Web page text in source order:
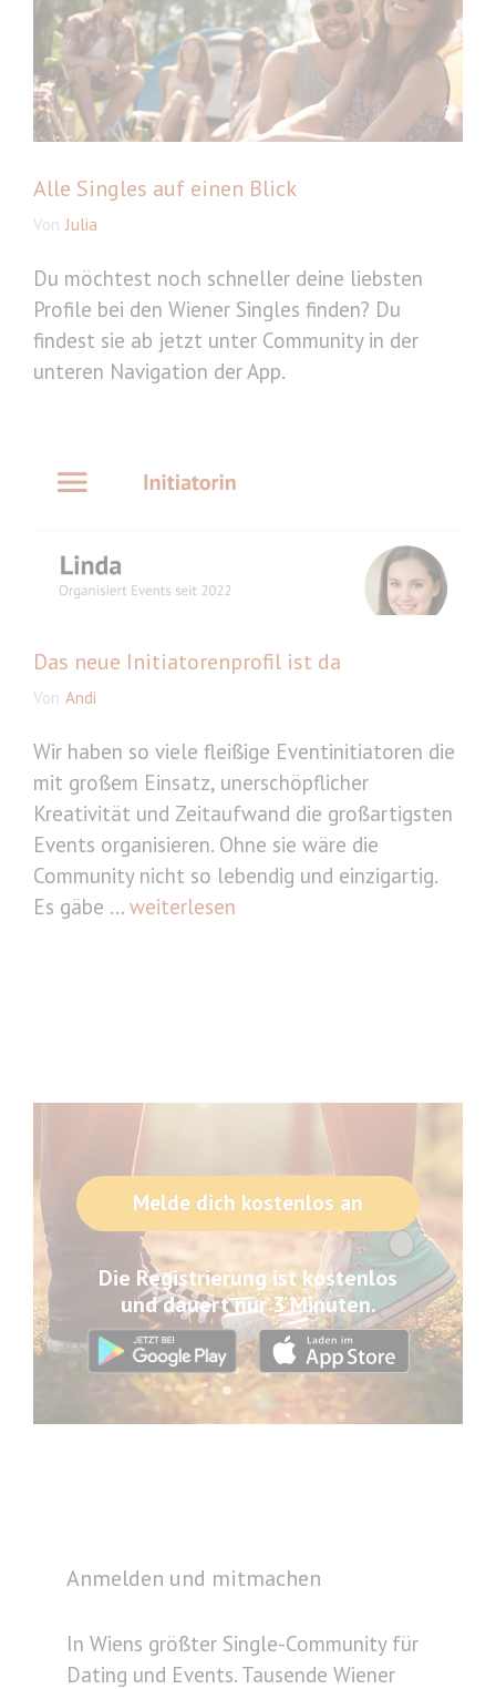
Alle Singles auf einen Blick
Von Julia
Du möchtest noch schneller deine liebsten
Profile bei den Wiener Singles finden? Du
findest sie ab jetzt unter Community in der
unteren Navigation der App.
Das neue Initiatorenprofil ist da
Von Andi
Wir haben so viele fleißige Eventinitiatoren die
mit großem Einsatz, unerschöpflicher
Kreativität und Zeitaufwand die großartigsten
Events organisieren. Ohne sie wäre die
Community nicht so lebendig und einzigartig.
Es gäbe ... weiterlesen
Melde dich kostenlos an
Die Registrierung ist kostenlos
und dauert nur 3 Minuten.
Anmelden und mitmachen
In Wiens größter Single-Community für
Dating und Events. Tausende Wiener